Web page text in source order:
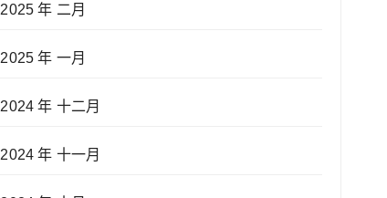
2025 年 二月
2025 年 一月
2024 年 十二月
2024 年 十一月